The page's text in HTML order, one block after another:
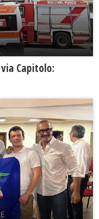
Capitolo: